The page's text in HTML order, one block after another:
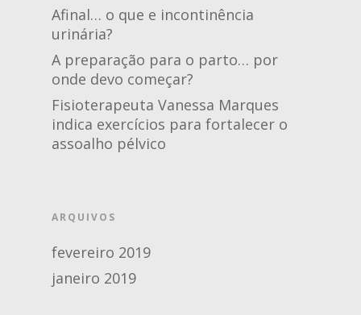
Afinal… o que e incontinência
urinária?
A preparação para o parto… por
onde devo começar?
Fisioterapeuta Vanessa Marques
indica exercícios para fortalecer o
assoalho pélvico
ARQUIVOS
fevereiro 2019
janeiro 2019